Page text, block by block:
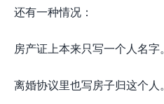
还有一种情况：
房产证上本来只写一个人名字。
离婚协议里也写房子归这个人。